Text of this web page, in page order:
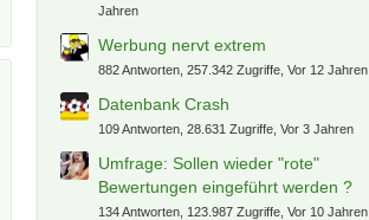
Jahren
Werbung nervt extrem
882 Antworten, 257.342 Zugriffe, Vor 12 Jahren
Datenbank Crash
109 Antworten, 28.631 Zugriffe, Vor 3 Jahren
Umfrage: Sollen wieder "rote"
Bewertungen eingeführt werden ?
134 Antworten, 123.987 Zugriffe, Vor 10 Jahren